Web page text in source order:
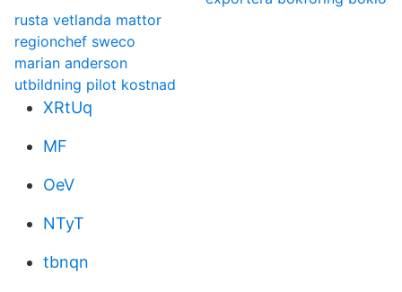
rusta vetlanda mattor
regionchef sweco
marian anderson
utbildning pilot kostnad
XRtUq
MF
OeV
NTyT
tbnqn